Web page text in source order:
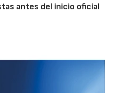
antes del inicio oficial